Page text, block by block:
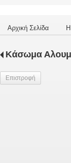
Αρχική Σελίδα
Κάσωμα
Επιστροφή